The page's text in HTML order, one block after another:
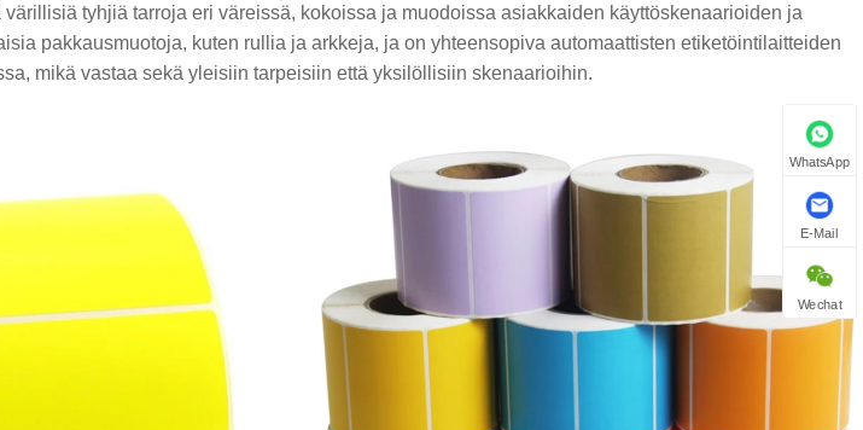
tyhjiä tarroja eri väreissä, kokoissa ja muodoissa asiakkaiden käyttöskenaarioiden ja
​​pakkausmuotoja, kuten rullia ja arkkeja, ja on yhteensopiva automaattisten etiketöintilaitteiden
mikä vastaa sekä yleisiin tarpeisiin että yksilöllisiin skenaarioihin.
WhatsApp
E-Mail
Wechat